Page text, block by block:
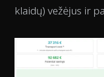
klaidų) vežėjus ir